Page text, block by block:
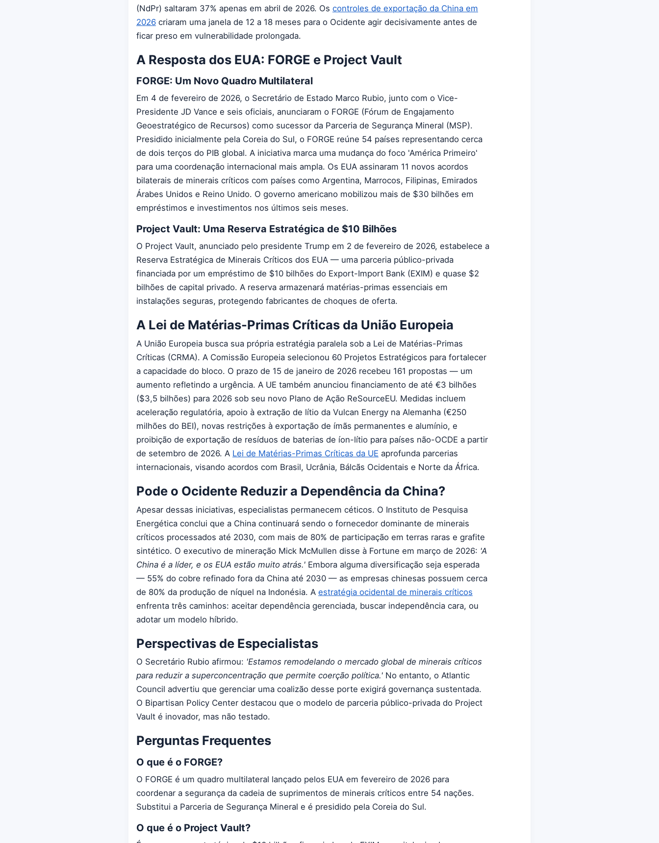
(NdPr) saltaram 37% apenas em abril de 2026. Os controles de exportação da China em
2026 criaram uma janela de 12 a 18 meses para o Ocidente agir decisivamente antes de
ficar preso em vulnerabilidade prolongada.
A Resposta dos EUA: FORGE e Project Vault
FORGE: Um Novo Quadro Multilateral
Em 4 de fevereiro de 2026, o Secretário de Estado Marco Rubio, junto com o Vice-
Presidente JD Vance e seis oficiais, anunciaram o FORGE (Fórum de Engajamento
Geoestratégico de Recursos) como sucessor da Parceria de Segurança Mineral (MSP).
Presidido inicialmente pela Coreia do Sul, o FORGE reúne 54 países representando cerca
de dois terços do PIB global. A iniciativa marca uma mudança do foco 'América Primeiro'
para uma coordenação internacional mais ampla. Os EUA assinaram 11 novos acordos
bilaterais de minerais críticos com países como Argentina, Marrocos, Filipinas, Emirados
Árabes Unidos e Reino Unido. O governo americano mobilizou mais de $30 bilhões em
empréstimos e investimentos nos últimos seis meses.
Project Vault: Uma Reserva Estratégica de $10 Bilhões
O Project Vault, anunciado pelo presidente Trump em 2 de fevereiro de 2026, estabelece a
Reserva Estratégica de Minerais Críticos dos EUA — uma parceria público-privada
financiada por um empréstimo de $10 bilhões do Export-Import Bank (EXIM) e quase $2
bilhões de capital privado. A reserva armazenará matérias-primas essenciais em
instalações seguras, protegendo fabricantes de choques de oferta.
A Lei de Matérias-Primas Críticas da União Europeia
A União Europeia busca sua própria estratégia paralela sob a Lei de Matérias-Primas
Críticas (CRMA). A Comissão Europeia selecionou 60 Projetos Estratégicos para fortalecer
a capacidade do bloco. O prazo de 15 de janeiro de 2026 recebeu 161 propostas — um
aumento refletindo a urgência. A UE também anunciou financiamento de até €3 bilhões
($3,5 bilhões) para 2026 sob seu novo Plano de Ação ReSourceEU. Medidas incluem
aceleração regulatória, apoio à extração de lítio da Vulcan Energy na Alemanha (€250
milhões do BEI), novas restrições à exportação de ímãs permanentes e alumínio, e
proibição de exportação de resíduos de baterias de íon-lítio para países não-OCDE a partir
de setembro de 2026. A Lei de Matérias-Primas Críticas da UE aprofunda parcerias
internacionais, visando acordos com Brasil, Ucrânia, Bálcãs Ocidentais e Norte da África.
Pode o Ocidente Reduzir a Dependência da China?
Apesar dessas iniciativas, especialistas permanecem céticos. O Instituto de Pesquisa
Energética conclui que a China continuará sendo o fornecedor dominante de minerais
críticos processados até 2030, com mais de 80% de participação em terras raras e grafite
sintético. O executivo de mineração Mick McMullen disse à Fortune em março de 2026: 'A
China é a líder, e os EUA estão muito atrás.' Embora alguma diversificação seja esperada
— 55% do cobre refinado fora da China até 2030 — as empresas chinesas possuem cerca
de 80% da produção de níquel na Indonésia. A estratégia ocidental de minerais críticos
enfrenta três caminhos: aceitar dependência gerenciada, buscar independência cara, ou
adotar um modelo híbrido.
Perspectivas de Especialistas
O Secretário Rubio afirmou: 'Estamos remodelando o mercado global de minerais críticos
para reduzir a superconcentração que permite coerção política.' No entanto, o Atlantic
Council advertiu que gerenciar uma coalizão desse porte exigirá governança sustentada.
O Bipartisan Policy Center destacou que o modelo de parceria público-privada do Project
Vault é inovador, mas não testado.
Perguntas Frequentes
O que é o FORGE?
O FORGE é um quadro multilateral lançado pelos EUA em fevereiro de 2026 para
coordenar a segurança da cadeia de suprimentos de minerais críticos entre 54 nações.
Substitui a Parceria de Segurança Mineral e é presidido pela Coreia do Sul.
O que é o Project Vault?